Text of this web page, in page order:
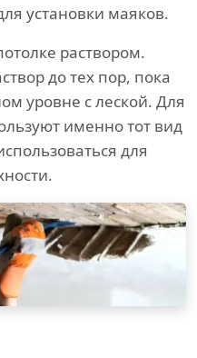
установки маяков.
раствором.
до тех пор, пока
уровне с леской. Для
именно тот вид
для